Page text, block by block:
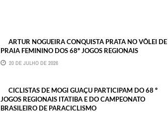
ARTUR NOGUEIRA CONQUISTA PRATA NO VÔLEI DE
PRAIA FEMININO DOS 68º JOGOS REGIONAIS
20 DE JULHO DE 2026
CICLISTAS DE MOGI GUAÇU PARTICIPAM DO 68 º
JOGOS REGIONAIS ITATIBA E DO CAMPEONATO
BRASILEIRO DE PARACICLISMO